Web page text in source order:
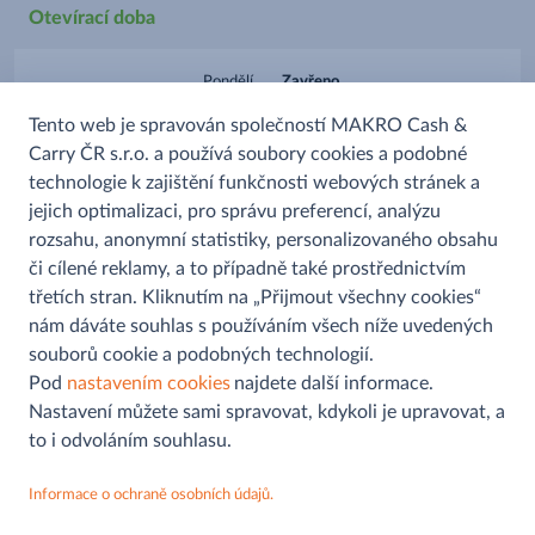
Otevírací doba
Pondělí
Středa
Čtvrtek
Pátek
Neděle
Zavřeno
Zavřeno
Zavřeno
Zavřeno
Zavřeno
Tento web je spravován společností MAKRO Cash &
Carry ČR s.r.o. a používá soubory cookies a podobné
technologie k zajištění funkčnosti webových stránek a
jejich optimalizaci, pro správu preferencí, analýzu
rozsahu, anonymní statistiky, personalizovaného obsahu
či cílené reklamy, a to případně také prostřednictvím
třetích stran. Kliknutím na „Přijmout všechny cookies“
nám dáváte souhlas s používáním všech níže uvedených
souborů cookie a podobných technologií.
Pod nastavením cookies najdete další informace.
Nastavení můžete sami spravovat, kdykoli je upravovat, a
to i odvoláním souhlasu.
Informace o ochraně osobních údajů.
Pomoc a informace
Kontaktní formulář
Můjobchod
Aplikace